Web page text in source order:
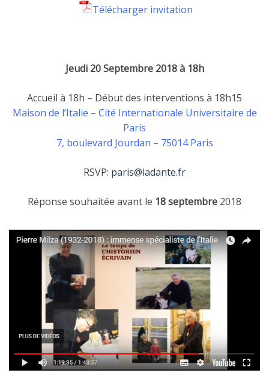
Télécharger invitation
Jeudi 20 Septembre 2018 à 18h
Accueil à 18h – Début des interventions à 18h15
Maison de l’Italie – Cité Internationale Universitaire de
Paris
7, boulevard Jourdan – 75014 Paris
RSVP: paris@ladante.fr
Réponse souhaitée avant le 18 septembre 2018